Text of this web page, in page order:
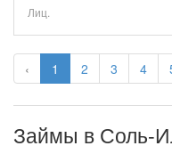
‹ 1 2 3 4
Лиц.
Займы в Соль-